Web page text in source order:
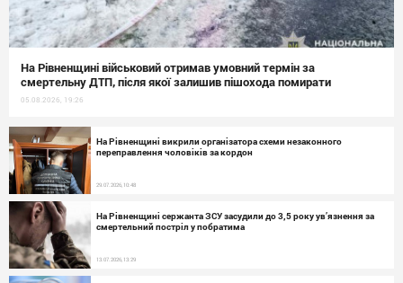
На Рівненщині військовий отримав умовний термін за
смертельну ДТП, після якої залишив пішохода помирати
05.08.2026, 19:26
На Рівненщині викрили організатора схеми незаконного
переправлення чоловіків за кордон
29.07.2026, 10:48
На Рівненщині сержанта ЗСУ засудили до 3,5 року ув’язнення за
смертельний постріл у побратима
13.07.2026, 13:29